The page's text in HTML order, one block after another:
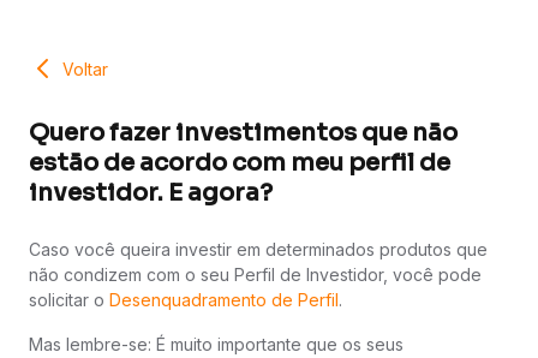
Voltar
Quero fazer investimentos que não
estão de acordo com meu perfil de
investidor. E agora?
Caso você queira investir em determinados produtos que
não condizem com o seu Perfil de Investidor, você pode
solicitar o Desenquadramento de Perfil.
Mas lembre-se: É muito importante que os seus